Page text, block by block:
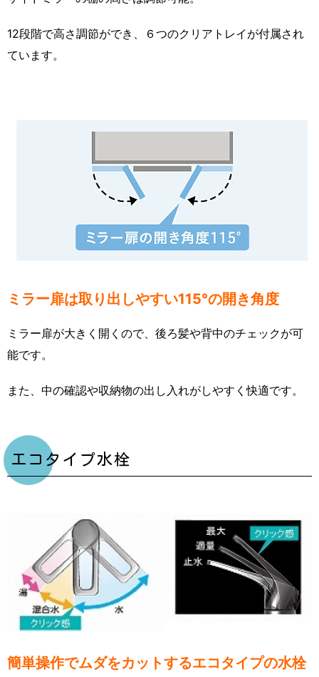
12段階で高さ調節ができ、６つのクリアトレイが付属され
ています。
ミラー扉は取り出しやすい115°の開き角度
ミラー扉が大きく開くので、後ろ髪や背中のチェックが可
能です。
また、中の確認や収納物の出し入れがしやすく快適です。
エコタイプ水栓
簡単操作でムダをカットするエコタイプの水栓